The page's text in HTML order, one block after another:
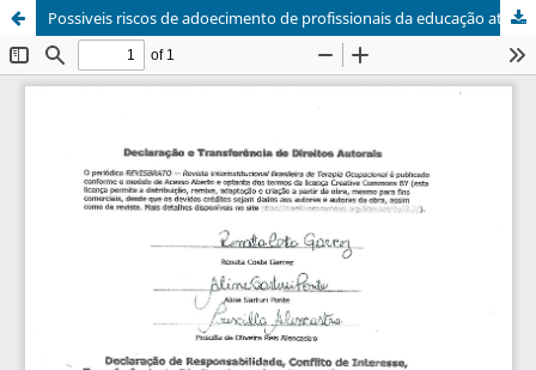
Possiveis riscos de adoecimento de profissionais da educação atuantes em uma instituição que atende crianças em vulnerabilidade / The Possible Risk of Illness of Education Professionals Working in an Institution That Serves Children in Vulnerability